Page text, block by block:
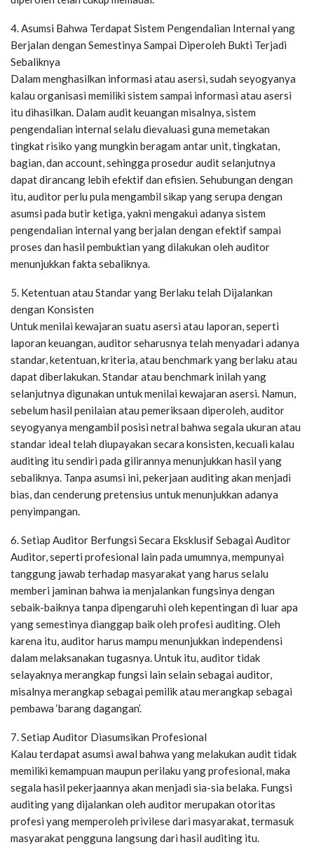
4. Asumsi Bahwa Terdapat Sistem Pengendalian Internal yang
Berjalan dengan Semestinya Sampai Diperoleh Bukti Terjadi
Sebaliknya
Dalam menghasilkan informasi atau asersi, sudah seyogyanya
kalau organisasi memiliki sistem sampai informasi atau asersi
itu dihasilkan. Dalam audit keuangan misalnya, sistem
pengendalian internal selalu dievaluasi guna memetakan
tingkat risiko yang mungkin beragam antar unit, tingkatan,
bagian, dan account, sehingga prosedur audit selanjutnya
dapat dirancang lebih efektif dan efisien. Sehubungan dengan
itu, auditor perlu pula mengambil sikap yang serupa dengan
asumsi pada butir ketiga, yakni mengakui adanya sistem
pengendalian internal yang berjalan dengan efektif sampai
proses dan hasil pembuktian yang dilakukan oleh auditor
menunjukkan fakta sebaliknya.
5. Ketentuan atau Standar yang Berlaku telah Dijalankan
dengan Konsisten
Untuk menilai kewajaran suatu asersi atau laporan, seperti
laporan keuangan, auditor seharusnya telah menyadari adanya
standar, ketentuan, kriteria, atau benchmark yang berlaku atau
dapat diberlakukan. Standar atau benchmark inilah yang
selanjutnya digunakan untuk menilai kewajaran asersi. Namun,
sebelum hasil penilaian atau pemeriksaan diperoleh, auditor
seyogyanya mengambil posisi netral bahwa segala ukuran atau
standar ideal telah diupayakan secara konsisten, kecuali kalau
auditing itu sendiri pada gilirannya menunjukkan hasil yang
sebaliknya. Tanpa asumsi ini, pekerjaan auditing akan menjadi
bias, dan cenderung pretensius untuk menunjukkan adanya
penyimpangan.
6. Setiap Auditor Berfungsi Secara Eksklusif Sebagai Auditor
Auditor, seperti profesional lain pada umumnya, mempunyai
tanggung jawab terhadap masyarakat yang harus selalu
memberi jaminan bahwa ia menjalankan fungsinya dengan
sebaik-baiknya tanpa dipengaruhi oleh kepentingan di luar apa
yang semestinya dianggap baik oleh profesi auditing. Oleh
karena itu, auditor harus mampu menunjukkan independensi
dalam melaksanakan tugasnya. Untuk itu, auditor tidak
selayaknya merangkap fungsi lain selain sebagai auditor,
misalnya merangkap sebagai pemilik atau merangkap sebagai
pembawa ‘barang dagangan’.
7. Setiap Auditor Diasumsikan Profesional
Kalau terdapat asumsi awal bahwa yang melakukan audit tidak
memiliki kemampuan maupun perilaku yang profesional, maka
segala hasil pekerjaannya akan menjadi sia-sia belaka. Fungsi
auditing yang dijalankan oleh auditor merupakan otoritas
profesi yang memperoleh privilese dari masyarakat, termasuk
masyarakat pengguna langsung dari hasil auditing itu.